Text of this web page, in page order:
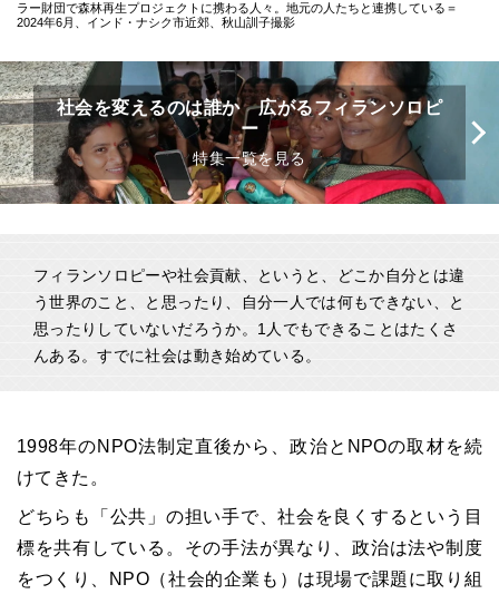
ラー財団で森林再生プロジェクトに携わる人々。地元の人たちと連携している＝
2024年6月、インド・ナシク市近郊、秋山訓子撮影
社会を変えるのは誰か 広がるフィランソロピ
ー
特集一覧を見る
フィランソロピーや社会貢献、というと、どこか自分とは違
う世界のこと、と思ったり、自分一人では何もできない、と
思ったりしていないだろうか。1人でもできることはたくさ
んある。すでに社会は動き始めている。
1998年のNPO法制定直後から、政治とNPOの取材を続
けてきた。
どちらも「公共」の担い手で、社会を良くするという目
標を共有している。その手法が異なり、政治は法や制度
をつくり、NPO（社会的企業も）は現場で課題に取り組